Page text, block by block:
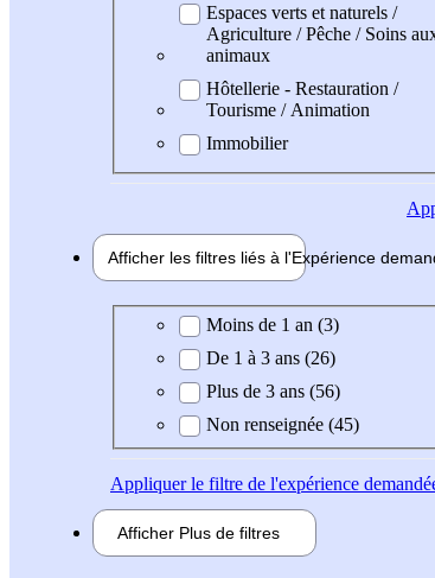
Espaces verts et naturels /
Agriculture / Pêche / Soins
animaux
Hôtellerie - Restauration /
Tourisme / Animation
Immobilier
Afficher les filtres liés à l'Expérience
Expérience demandée
Moins de 1 an (3)
De 1 à 3 ans (26)
Plus de 3 ans (56)
Non renseignée (45)
Appliquerle filtre de l'expérience
Afficher Plus de filtres